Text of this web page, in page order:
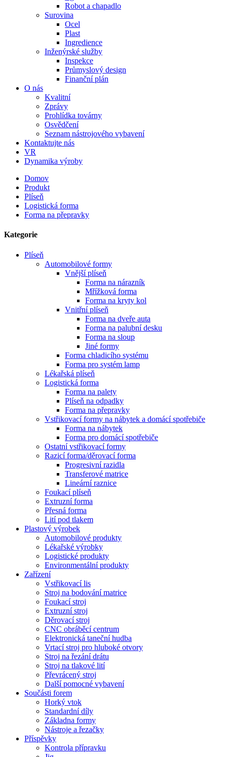
Robot a chapadlo
Surovina
Ocel
Plast
Ingredience
Inženýrské služby
Inspekce
Průmyslový design
Finanční plán
O nás
Kvalitní
Zprávy
Prohlídka továrny
Osvědčení
Seznam nástrojového vybavení
Kontaktujte nás
VR
Dynamika výroby
Domov
Produkt
Plíseň
Logistická forma
Forma na přepravky
Kategorie
Plíseň
Automobilové formy
Vnější plíseň
Forma na nárazník
Mřížková forma
Forma na kryty kol
Vnitřní plíseň
Forma na dveře auta
Forma na palubní desku
Forma na sloup
Jiné formy
Forma chladicího systému
Forma pro systém lamp
Lékařská plíseň
Logistická forma
Forma na palety
Plíseň na odpadky
Forma na přepravky
Vstřikovací formy na nábytek a domácí spotřebiče
Forma na nábytek
Forma pro domácí spotřebiče
Ostatní vstřikovací formy
Razicí forma/děrovací forma
Progresivní razidla
Transferové matrice
Lineární raznice
Foukací plíseň
Extruzní forma
Přesná forma
Lití pod tlakem
Plastový výrobek
Automobilové produkty
Lékařské výrobky
Logistické produkty
Environmentální produkty
Zařízení
Vstřikovací lis
Stroj na bodování matrice
Foukací stroj
Extruzní stroj
Děrovací stroj
CNC obráběcí centrum
Elektronická taneční hudba
Vrtací stroj pro hluboké otvory
Stroj na řezání drátu
Stroj na tlakové lití
Převrácený stroj
Další pomocné vybavení
Součásti forem
Horký vtok
Standardní díly
Základna formy
Nástroje a řezačky
Příspěvky
Kontrola přípravku